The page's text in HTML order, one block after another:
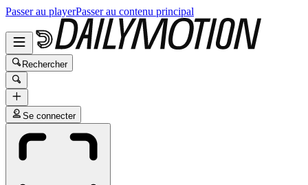
Passer au playerPasser au contenu principal
Rechercher
Se connecter